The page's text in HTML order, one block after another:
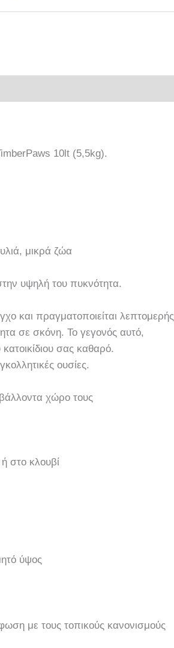
10lt (5,5kg).
μικρά ζώα
υψηλή του πυκνότητα.
και πραγματοποιείται λεπτομερής
σε σκόνη. Το γεγονός αυτό,
σας καθαρό.
ουσίες.
χώρο τους
στο κλουβί
ύψος
με τους τοπικούς κανονισμούς